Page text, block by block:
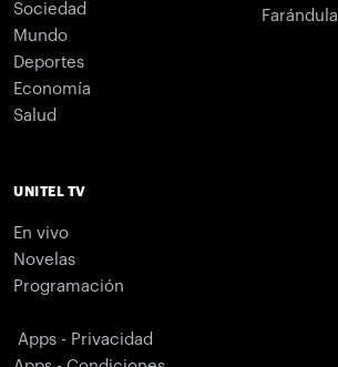
Sociedad
Mundo
Deportes
Economía
Salud
Farándula
UNITEL TV
En vivo
Novelas
Programación
Apps - Privacidad